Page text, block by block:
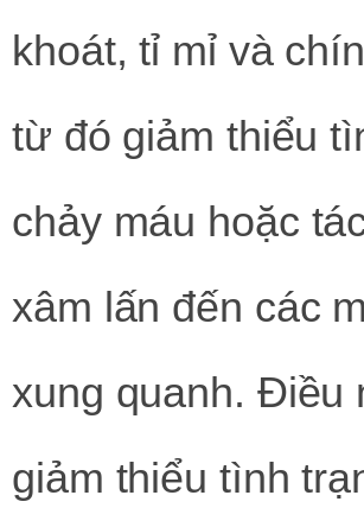
khoát, tỉ mỉ và
từ đó giảm thiểu
chảy máu hoặc
xâm lấn đến các
xung quanh. Điều
giảm thiểu tình